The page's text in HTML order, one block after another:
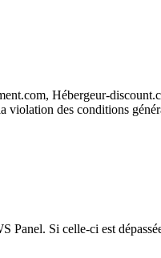
Hébergeur-
violation des conditions
Panel. Si celle-ci est